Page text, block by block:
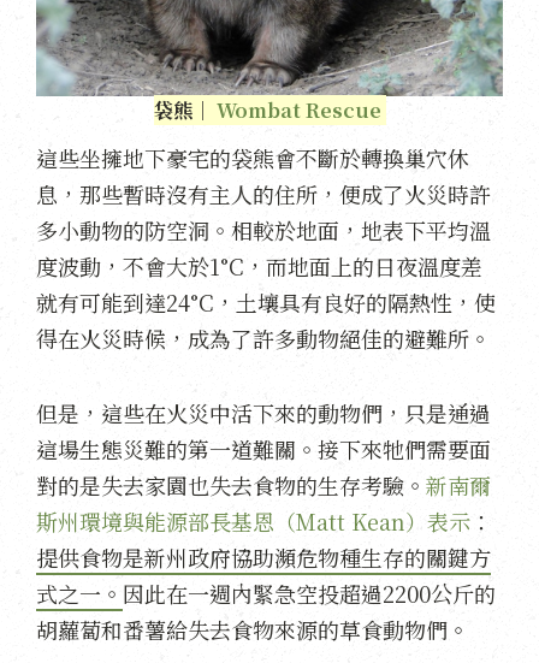
袋熊｜ Wombat Rescue
這些坐擁地下豪宅的袋熊會不斷於轉換巢穴休
息，那些暫時沒有主人的住所，便成了火災時許
多小動物的防空洞。相較於地面，地表下平均溫
度波動，不會大於1°C，而地面上的日夜溫度差
就有可能到達24°C，土壤具有良好的隔熱性，使
得在火災時候，成為了許多動物絕佳的避難所。
但是，這些在火災中活下來的動物們，只是通過
這場生態災難的第一道難關。接下來牠們需要面
對的是失去家園也失去食物的生存考驗。 新南爾
斯州環境與能源部長基恩（Matt Kean）表示 ：
提供食物是新州政府協助瀕危物種生存的關鍵方
式之一。 因此在一週內緊急空投超過2200公斤的
胡蘿蔔和番薯給失去食物來源的草食動物們。